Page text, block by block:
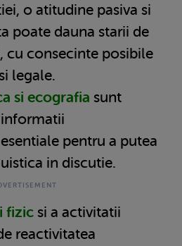
o atitudine pasiva si
poate dauna starii de
cu consecinte posibile
legale.
si ecografia sunt
pentru a putea
in discutie.
fizic si a activitatii
reactivitatea